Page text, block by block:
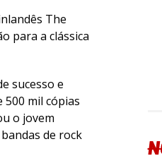
The
para a clássica
sucesso e
mil cópias
o jovem
de rock